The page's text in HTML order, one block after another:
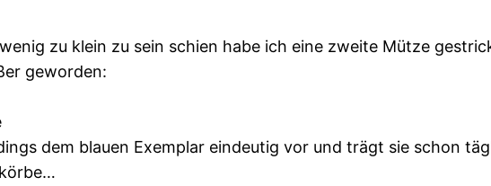
zu klein zu sein schien habe ich eine zweite Mütze
geworden:
dem blauen Exemplar eindeutig vor und trägt sie schon